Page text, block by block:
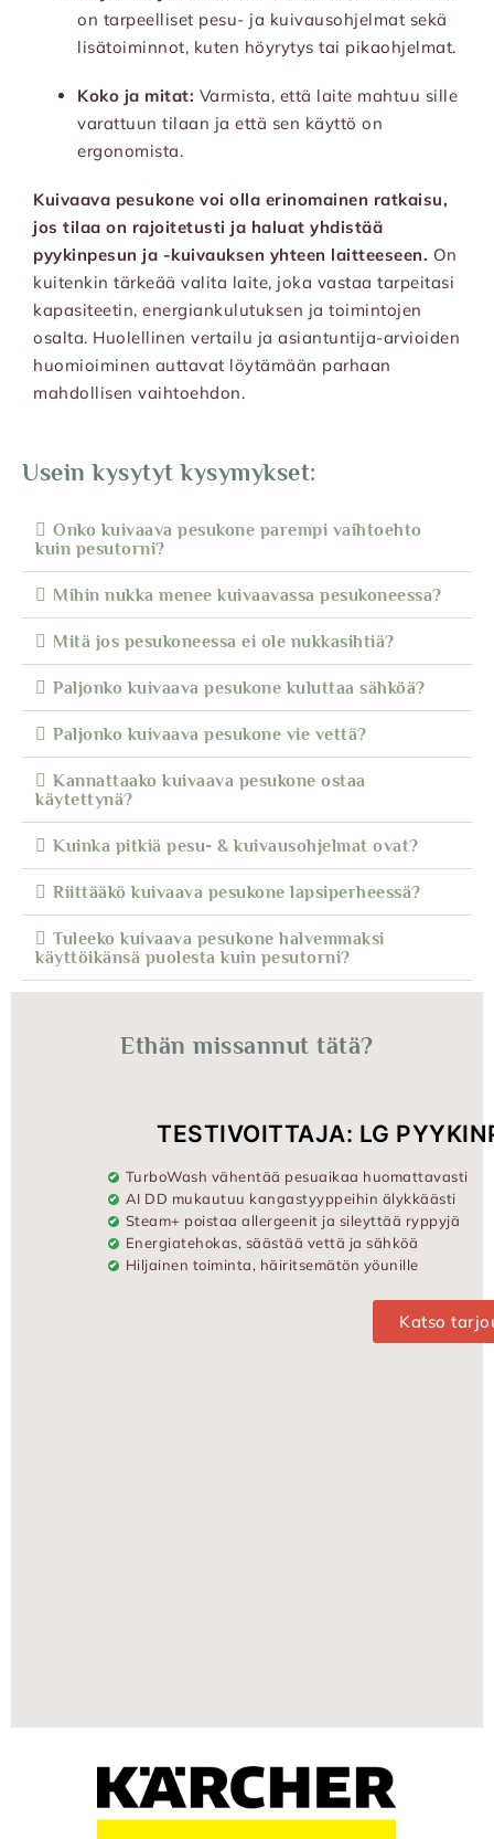
on tarpeelliset pesu- ja kuivausohjelmat sekä
lisätoiminnot, kuten höyrytys tai pikaohjelmat.
Koko ja mitat: Varmista, että laite mahtuu sille
varattuun tilaan ja että sen käyttö on
ergonomista.
Kuivaava pesukone voi olla erinomainen ratkaisu,
jos tilaa on rajoitetusti ja haluat yhdistää
pyykinpesun ja -kuivauksen yhteen laitteeseen. On
kuitenkin tärkeää valita laite, joka vastaa tarpeitasi
kapasiteetin, energiankulutuksen ja toimintojen
osalta. Huolellinen vertailu ja asiantuntija-arvioiden
huomioiminen auttavat löytämään parhaan
mahdollisen vaihtoehdon.
Usein kysytyt kysymykset:
Onko kuivaava pesukone parempi vaihtoehto
kuin pesutorni?
Mihin nukka menee kuivaavassa pesukoneessa?
Mitä jos pesukoneessa ei ole nukkasihtiä?
Paljonko kuivaava pesukone kuluttaa sähköä?
Paljonko kuivaava pesukone vie vettä?
Kannattaako kuivaava pesukone ostaa
käytettynä?
Kuinka pitkiä pesu- & kuivausohjelmat ovat?
Riittääkö kuivaava pesukone lapsiperheessä?
Tuleeko kuivaava pesukone halvemmaksi
käyttöikänsä puolesta kuin pesutorni?
Ethän missannut tätä?
TESTIVOITTAJA: LG
TurboWash vähentää pesuaikaa huomattavasti
AI DD mukautuu kangastyyppeihin älykkäästi
Steam+ poistaa allergeenit ja sileyttää ryppyjä
Energiatehokas, säästää vettä ja sähköä
Hiljainen toiminta, häiritsemätön yöunille
Katso